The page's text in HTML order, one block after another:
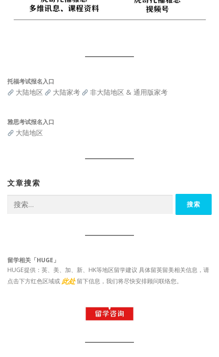
托福考试报名入口
大陆地区 大陆家考 非大陆地区 & 通用版家考
雅思考试报名入口
大陆地区
文章搜索
索：
留学相关「HUGE」
HUGE提供：英、美、加、新、HK等地区留学建议 具体留英留美相关信息，请
点击下方红色区域或 此处 留下信息，我们将尽快安排顾问联络您。